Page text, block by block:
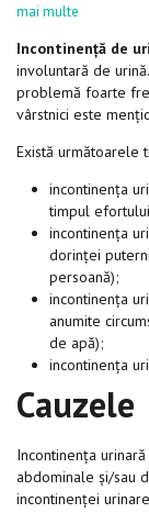
mai multe
Incontinență de
involuntară de
problemă foarte
vârstnici este
Există următoarele
incontinența
timpul
incontinența
dorinței
persoană);
incontinența
anumite
de apă);
incontinența
Cauzele
Incontinența
abdominale și/sau
incontinenței